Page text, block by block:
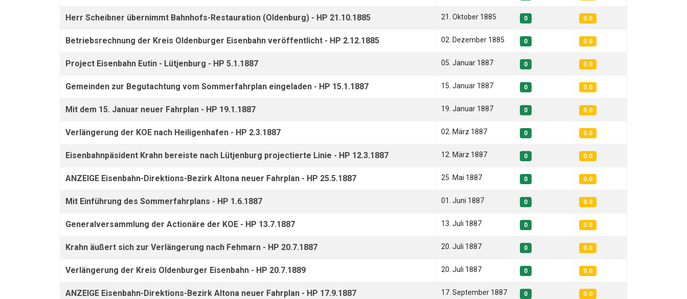
Herr Scheibner übernimmt Bahnhofs-Restauration (Oldenburg) - HP 21.10.1885 21. Oktober 1885 0 0.0
Betriebsrechnung der Kreis Oldenburger Eisenbahn veröffentlicht - HP 2.12.1885 02. Dezember 1885 0 0.0
Project Eisenbahn Eutin - Lütjenburg - HP 5.1.1887 05. Januar 1887 0 0.0
Gemeinden zur Begutachtung vom Sommerfahrplan eingeladen - HP 15.1.1887 15. Januar 1887 0 0.0
Mit dem 15. Januar neuer Fahrplan - HP 19.1.1887 19. Januar 1887 0 0.0
Verlängerung der KOE nach Heiligenhafen - HP 2.3.1887 02. März 1887 0 0.0
Eisenbahnpäsident Krahn bereiste nach Lütjenburg projectierte Linie - HP 12.3.1887 12. März 1887 0 0.0
ANZEIGE Eisenbahn-Direktions-Bezirk Altona neuer Fahrplan - HP 25.5.1887 25. Mai 1887 0 0.0
Mit Einführung des Sommerfahrplans - HP 1.6.1887 01. Juni 1887 0 0.0
Generalversammlung der Actionäre der KOE - HP 13.7.1887 13. Juli 1887 0 0.0
Krahn äußert sich zur Verlängerung nach Fehmarn - HP 20.7.1887 20. Juli 1887 0 0.0
Verlängerung der Kreis Oldenburger Eisenbahn - HP 20.7.1889 20. Juli 1887 0 0.0
ANZEIGE Eisenbahn-Direktions-Bezirk Altona neuer Fahrplan - HP 17.9.1887 17. September 1887 0 0.0